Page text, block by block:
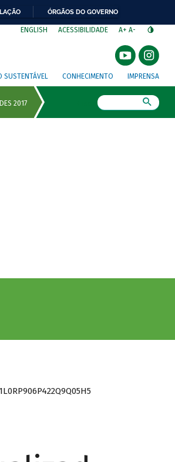
ÓRGÃOS DO GOVERNO
ENGLISH ACESSIBILIDADE A+ A-
SUSTENTÁVEL CONHECIMENTO IMPRENSA